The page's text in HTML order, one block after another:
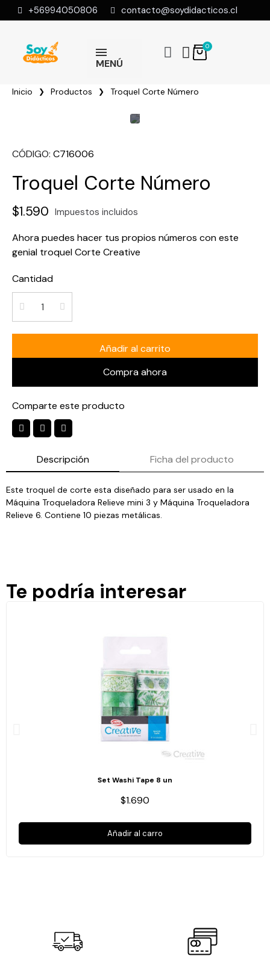
+56994050806 contacto@soydidacticos.cl
MENÚ
Inicio Productos Troquel Corte Número
CÓDIGO C716006
Troquel Corte Número
$1.590 Impuestos incluidos
Ahora puedes hacer tus propios números con este
genial troquel Corte Creative
Cantidad
Añadir al carrito
Compra ahora
Comparte este producto
Descripción Ficha del producto
Este troquel de corte esta diseñado para ser usado en la
Máquina Troqueladora Relieve mini 3 y Máquina Troqueladora
Relieve 6. Contiene 10 piezas metálicas.
Te podría interesar
Set Washi Tape 8 un
$1.690
Añadir al carro